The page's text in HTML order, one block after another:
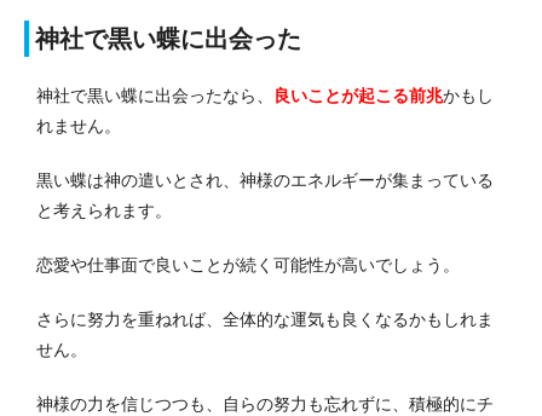
神社で黒い蝶に出会った
神社で黒い蝶に出会ったなら、 良いことが起こる前兆かもし
れません。
黒い蝶は神の遣いとされ、神様のエネルギーが集まっている
と考えられます。
恋愛や仕事面で良いことが続く可能性が高いでしょう。
さらに努力を重ねれば、全体的な運気も良くなるかもしれま
せん。
神様の力を信じつつも、自らの努力も忘れずに、積極的にチ